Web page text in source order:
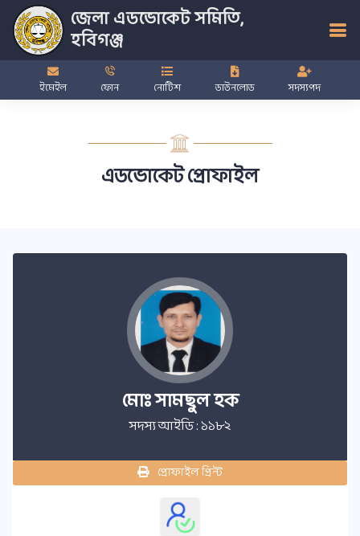
জেলা এডভোকেট সমিতি,
হবিগঞ্জ
ইমেইল ফোন নোটিশ ডাউনলোড সদস্যপদ
এডভোকেট প্রোফাইল
মোঃ সামছুল হক
সদস্য আইডি : ১১৮২
প্রোফাইল প্রিন্ট